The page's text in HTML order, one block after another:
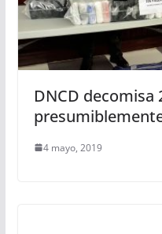
DNCD decomisa
4 mayo, 2019